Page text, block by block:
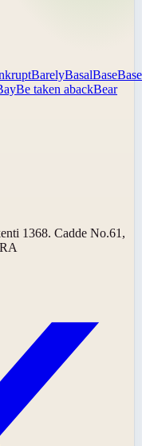
BarelyBasalBaseBase
Be taken abackBear
1368. Cadde No.61,